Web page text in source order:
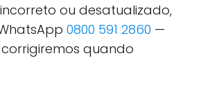
ou desatualizado,
0800 591 2860 —
quando